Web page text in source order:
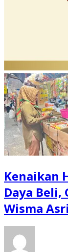
Kenaikan
Daya Beli,
Wisma